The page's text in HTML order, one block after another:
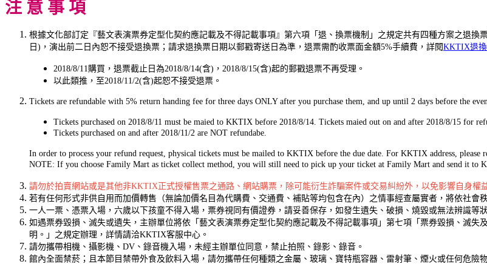
注 意 事 項
根據文化部訂定『藝文表演票券定型化契約應記載及不得記載事項』第六項「退、換票機制」之規定共有四種方案之退
日)，演出前二日內恕不接受退換票；請求退換票日期以郵戳寄送日為準，退票需酌收票面金額5%手續費，詳閱KKTIX退
2018/8/11購買，退票截止日為2018/8/14(含)，2018/8/15(含)起的郵戳退票不再受理。
以此類推，至2018/11/2(含)起恕不接受退票。
Tickets are refundable with 5% return handing fee for three days ONLY after you purchase them, and up until 2 days before the
Tickets purchased on 2018/8/11 must be maied to KKTIX before 2018/8/14. Tickets maied out on and after 2018/8/15 for
Tickets purchased on and after 2018/11/2 are NOT refundabe.
In order to process your refund request, physical tickets must be mailed to KKTIX before the due date. For KKTIX address, please
NOTE: If you choose Family Mart as ticket collect method, you will still need to pick up your ticket at Family Mart and send it to
請勿於拍賣網站或是其他非KKTIX正式授權售票之通路、網站購票，除可能衍生詐騙案件或交易糾紛外，以免影響自身
若有任何形式非供自用而加價轉售（無論加價名目為代購費、交通費、補貼等均包含在內）之情事經查屬實者，將依社會
一人一票、憑票入場，六歲以下孩童不得入場，票券視同有價證券，請妥善保存，如發生遺失、破損、燒毀或無法辨識等
如遇票券毀損、滅失或遺失，主辦單位將依「藝文表演票券定型化契約應記載及不得記載事項」第七項「票券毀損、滅
明。」之規定辦理，詳情請洽KKTIX客服中心。
請勿攜帶相機、攝影機、DV、錄音機入場，未經主辦單位同意，禁止拍照、錄影、錄音。
館內全面禁菸；且本節目禁帶外食及飲料入場，請勿攜帶任何種類之金屬、玻璃、寶特瓶容器、雷射筆、煙火或任何危險